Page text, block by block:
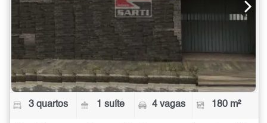
3 quartos 1 suíte 4 vagas 180 m²